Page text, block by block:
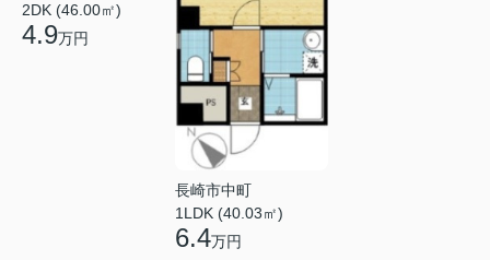
2DK (46.00㎡)
4.9万円
長崎市中町
1LDK (40.03㎡)
6.4万円